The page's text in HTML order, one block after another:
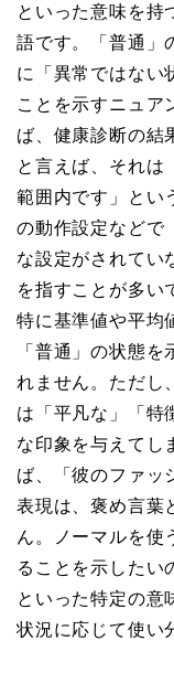
といった意味を持
語です。「普通」
に「異常ではない
ことを示すニュア
ば、健康診断の結
と言えば、それは
範囲内です」とい
の動作設定などで
な設定がされてい
を指すことが多い
特に基準値や平均
「普通」の状態
れません。ただし
は「平凡な」「特
な印象を与えてし
ば、「彼のファッ
表現は、褒め言葉
ん。ノーマルを使
ることを示したい
といった特定の意
状況に応じて使い